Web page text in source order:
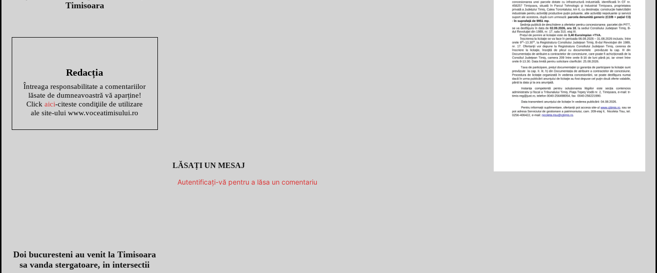
Timisoara
Redacția
Întreaga responsabilitate a comentariilor
lăsate de dumneavoastră vă aparține!
Clickaici-citeste condiţiile de utilizare
ale site-ului www.voceatimisului.ro
Doi bucuresteni au venit la Timisoara
sa vanda stergatoare, in intersectii
LĂSAȚI UN MESAJ
Autentificați-vă pentru a lăsa un comentariu